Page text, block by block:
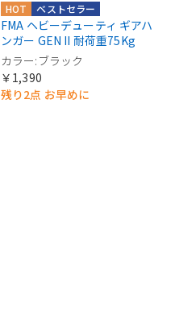
ベストセラー
HOT
FMA ヘビーデューティ ギアハ
ンガー GEN II 耐荷重75Kg
カラー:ブラック
￥1,390
残り2点 お早めに